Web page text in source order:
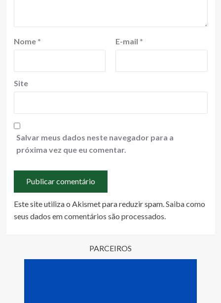
Nome * E-mail *
Site
Salvar meus dados neste navegador para a
próxima vez que eu comentar.
Este site utiliza o Akismet para reduzir spam.Saiba como
seus dados em comentários são processados.
PARCEIROS